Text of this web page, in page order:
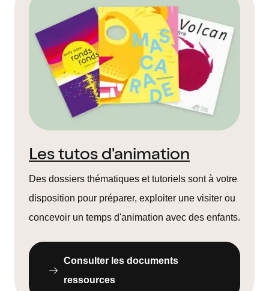
Les tutos d'animation
Des dossiers thématiques et tutoriels sont à votre
disposition pour préparer, exploiter une visiter ou
concevoir un temps d'animation avec des enfants.
Consulter les documents
ressources